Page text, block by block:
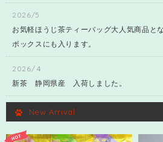
2026/5
お気軽ほうじ茶ティーバッグ大人気商品と
ボックスにも入ります。
2026/４
新茶 静岡県産 入荷しました。
New Arrival